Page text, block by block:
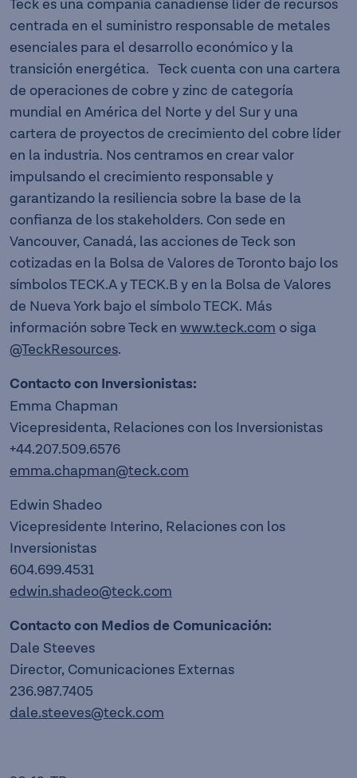
Teck es una compañía canadiense líder de recursos
centrada en el suministro responsable de metales
esenciales para el desarrollo económico y la
transición energética. Teck cuenta con una cartera
de operaciones de cobre y zinc de categoría
mundial en América del Norte y del Sur y una
cartera de proyectos de crecimiento del cobre líder
en la industria. Nos centramos en crear valor
impulsando el crecimiento responsable y
garantizando la resiliencia sobre la base de la
confianza de los stakeholders. Con sede en
Vancouver, Canadá, las acciones de Teck son
cotizadas en la Bolsa de Valores de Toronto bajo los
símbolos TECK.A y TECK.B y en la Bolsa de Valores
de Nueva York bajo el símbolo TECK. Más
información sobre Teck en www.teck.com o siga
@TeckResources.
Contacto con Inversionistas:
Emma Chapman
Vicepresidenta, Relaciones con los Inversionistas
+44.207.509.6576
emma.chapman@teck.com
Edwin Shadeo
Vicepresidente Interino, Relaciones con los
Inversionistas
604.699.4531
edwin.shadeo@teck.com
Contacto con Medios de Comunicación:
Dale Steeves
Director, Comunicaciones Externas
236.987.7405
dale.steeves@teck.com